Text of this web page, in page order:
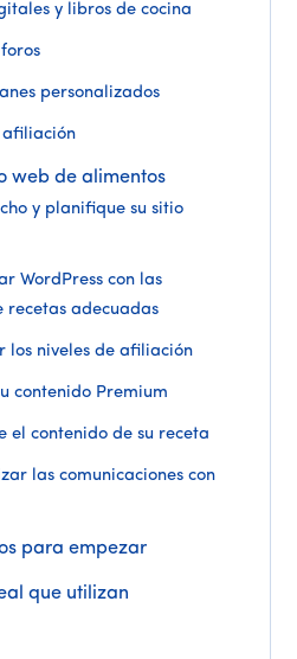
y libros de cocina
personalizados
afiliación
web de alimentos
y planifique su sitio
WordPress con las
recetas adecuadas
los niveles de afiliación
contenido Premium
el contenido de su receta
las comunicaciones con
para empezar
que utilizan